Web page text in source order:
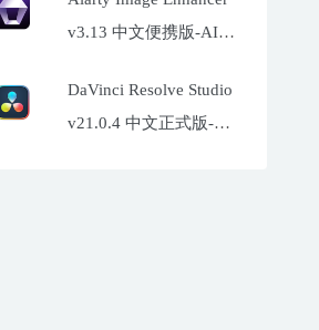
v3.13 中文便携版-AI照
DaVinci Resolve Studio
v21.0.4 中文正式版-达